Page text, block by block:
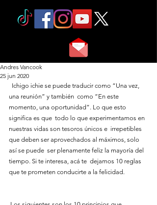
Andres Vancook
25 jun 2020
una reunión” y también  como “En este
momento, una oportunidad”. Lo que esto
significa es que  todo lo que experimentamos en
nuestras vidas son tesoros únicos e  irrepetibles
que deben ser aprovechados al máximos, solo
así se puede  ser plenamente feliz la mayoría del
tiempo. Si te interesa, acá te  dejamos 10 reglas
que te prometen conducirte a la felicidad.